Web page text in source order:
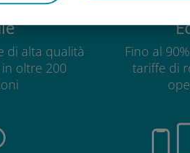
di alta qualità
oltre 200
Fino al
tariffe di